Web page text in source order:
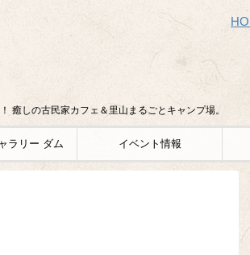
癒しの古民家カフェ＆里山まるごとキャンプ場。
ラリー ダム イベント情報